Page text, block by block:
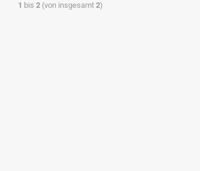
1 bis 2(von insgesamt 2)